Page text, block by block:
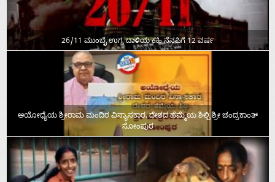
26/11 ಮುಂಬೈ ಉಗ್ರ ದಾಳಿಯ ಕಹಿ ನೆನಪಿಗೆ 12 ವರ್ಷ
ಅಯೋಧ್ಯೆಯ ಶ್ರೀರಾಮ ಮಂದಿರ ವಿನ್ಯಾಸಕಾರ, ದೇಶದ ಹೆಮ್ಮೆಯ ಶಿಲ್ಪಿ ಶ್ರೀ ಚಂದ್ರಕಾಂತ್‌
ಸೋಂಪುರ